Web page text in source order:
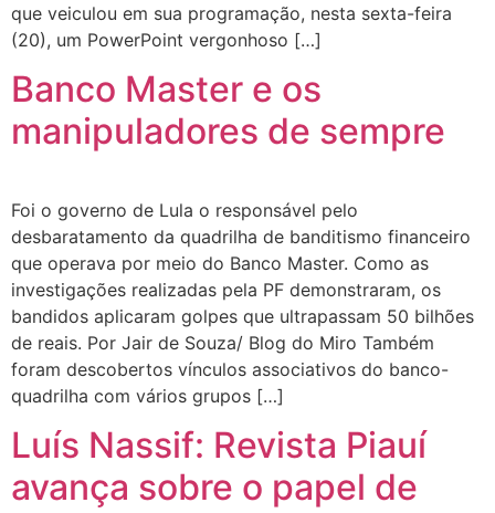
que veiculou em sua programação, nesta sexta-feira
(20), um PowerPoint vergonhoso […]
Banco Master e os
manipuladores de sempre
Foi o governo de Lula o responsável pelo
desbaratamento da quadrilha de banditismo financeiro
que operava por meio do Banco Master. Como as
investigações realizadas pela PF demonstraram, os
bandidos aplicaram golpes que ultrapassam 50 bilhões
de reais. Por Jair de Souza/ Blog do Miro Também
foram descobertos vínculos associativos do banco-
quadrilha com vários grupos […]
Luís Nassif: Revista Piauí
avança sobre o papel de